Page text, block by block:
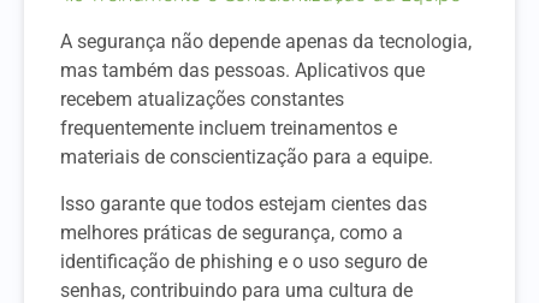
A segurança não depende apenas da tecnologia,
mas também das pessoas. Aplicativos que
recebem atualizações constantes
frequentemente incluem treinamentos e
materiais de conscientização para a equipe.
Isso garante que todos estejam cientes das
melhores práticas de segurança, como a
identificação de phishing e o uso seguro de
senhas, contribuindo para uma cultura de